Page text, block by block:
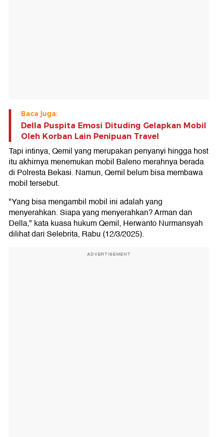
Baca juga:
Della Puspita Emosi Dituding Gelapkan Mobil
Oleh Korban Lain Penipuan Travel
Tapi intinya, Qemil yang merupakan penyanyi hingga host
itu akhirnya menemukan mobil Baleno merahnya berada
di Polresta Bekasi. Namun, Qemil belum bisa membawa
mobil tersebut.
"Yang bisa mengambil mobil ini adalah yang
menyerahkan. Siapa yang menyerahkan? Arman dan
Della," kata kuasa hukum Qemil, Herwanto Nurmansyah
dilihat dari Selebrita, Rabu (12/3/2025).
ADVERTISEMENT